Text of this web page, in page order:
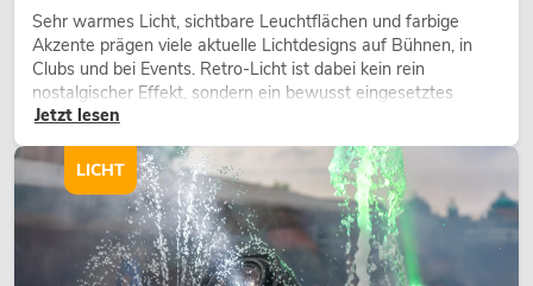
Sehr warmes Licht, sichtbare Leuchtflächen und farbige
Akzente prägen viele aktuelle Lichtdesigns auf Bühnen, in
Clubs und bei Events. Retro-Licht ist dabei kein rein
nostalgischer Effekt, sondern ein bewusst eingesetztes
Gestaltungsmittel: Es schafft Atmosphäre, gibt Szenen
wirken lassen.
Jetzt lesen
LICHT